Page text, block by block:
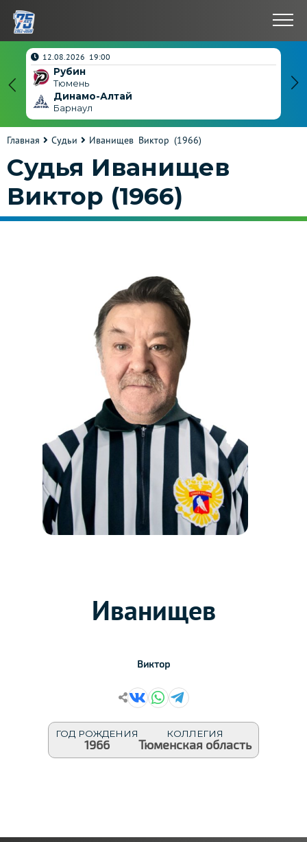
4
12.08.2026 19:00
Рубин
Тюмень
Динамо-Алтай
Барнаул
Главная Судьи Иванищев Виктор (1966)
Судья Иванищев
Виктор (1966)
Иванищев
Виктор
ГОД РОЖДЕНИЯ
1966
КОЛЛЕГИЯ
Тюменская область